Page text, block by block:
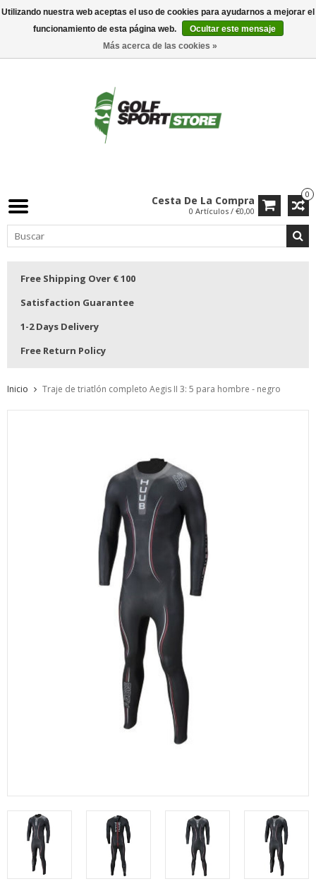
0
Cesta De La Compra
0 Artículos / €0,00
Free Shipping Over € 100
Satisfaction Guarantee
1-2 Days Delivery
Free Return Policy
Inicio Traje de triatlón completo Aegis II 3: 5 para hombre - negro
Utilizando nuestra web aceptas el uso de cookies para ayudarnos a mejorar el
funcionamiento de esta página web.
Ocultar este mensaje
Más acerca de las cookies »